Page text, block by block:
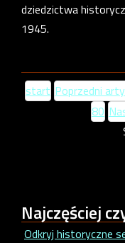
dziedzictwa
1945.
start Poprzedni
80
Najczęściej
Odkryj historyczne